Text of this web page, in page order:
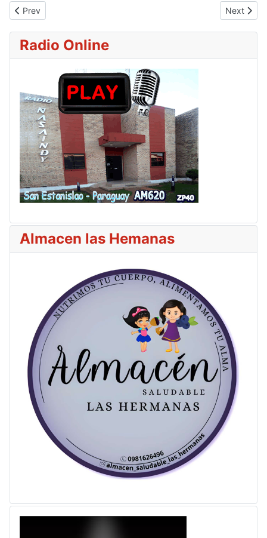
Previous article: Comisión especial de Diputados dará este
Prev Next
Next
Radio Online
Almacen las Hemanas